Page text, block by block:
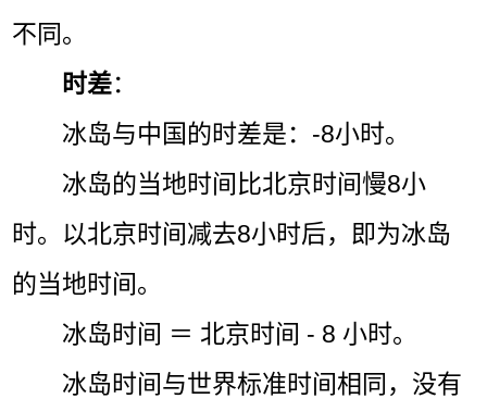
不同。
时差：
冰岛与中国的时差是：-8小时。
冰岛的当地时间比北京时间慢8小
时。以北京时间减去8小时后，即为冰岛
的当地时间。
冰岛时间 ＝ 北京时间 - 8 小时。
冰岛时间与世界标准时间相同，没有